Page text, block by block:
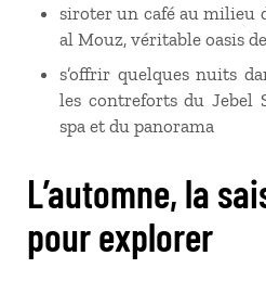
siroter un café au milieu
al Mouz, véritable oasis
s’offrir quelques nuits
les contreforts du Jebel
spa et du panorama
L’automne, la saison idéale
pour explorer